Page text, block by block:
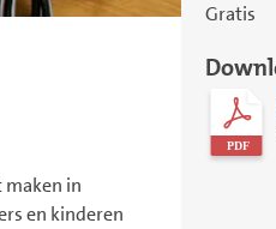
maken in
en kinderen
Gratis